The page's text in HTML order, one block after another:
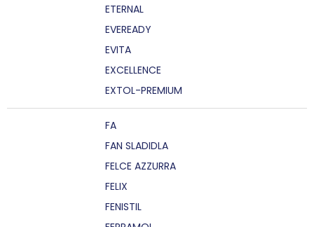
ETERNAL
EVEREADY
EVITA
EXCELLENCE
EXTOL-PREMIUM
FA
FAN SLADIDLA
FELCE AZZURRA
FELIX
FENISTIL